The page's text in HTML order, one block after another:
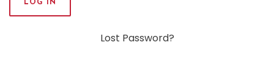
Lost Password?